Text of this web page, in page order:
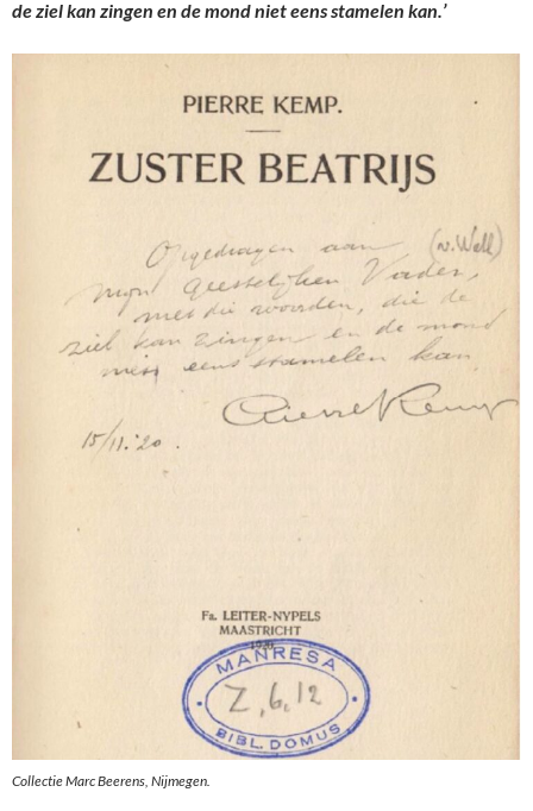
de ziel kan zingen en de mond niet eens stamelen kan.’
Collectie Marc Beerens, Nijmegen.